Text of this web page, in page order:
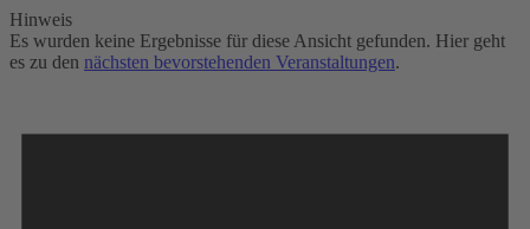
Hinweis
Es wurden keine Ergebnisse für diese Ansicht gefunden. Hier geht
es zu den nächsten bevorstehenden Veranstaltungen.